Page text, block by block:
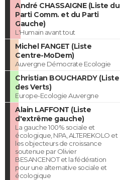
André CHASSAIGNE (Liste du
Parti Comm. et du Parti
Gauche)
L'Humain avant tout
Michel FANGET (Liste
Centre-MoDem)
Auvergne Démocrate Ecologie
Christian BOUCHARDY (Liste
des Verts)
Europe-Ecologie Auvergne
Alain LAFFONT (Liste
d'extrême gauche)
La gauche 100% sociale et
écologique, NPA, ALTEREKOLO et
les objecteurs de croissance
soutenue par Olivier
BESANCENOT et la fédération
pour une alternative sociale et
écologique